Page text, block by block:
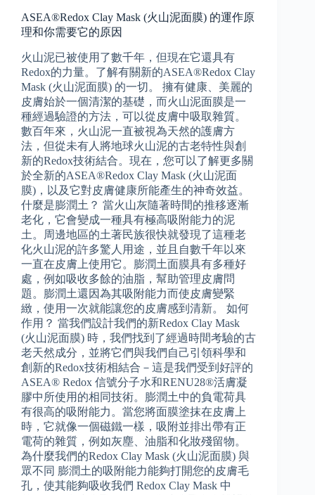
ASEA®Redox Clay Mask (火山泥面膜) 的運作原
理和你需要它的原因
火山泥已被使用了數千年，但現在它還具有
Redox的力量。了解有關新的ASEA®Redox Clay
Mask (火山泥面膜) 的一切。 擁有健康、美麗的
皮膚始於一個清潔的基礎，而火山泥面膜是一
種經過驗證的方法，可以從皮膚中吸取雜質。
數百年來，火山泥一直被視為天然的護膚方
法，但從未有人將地球火山泥的古老特性與創
新的Redox技術結合。現在，您可以了解更多關
於全新的ASEA®Redox Clay Mask (火山泥面
膜)，以及它對皮膚健康所能產生的神奇效益。
什麼是膨潤土？ 當火山灰隨著時間的推移逐漸
老化，它會變成一種具有極高吸附能力的泥
土。周邊地區的土著民族很快就發現了這種老
化火山泥的許多驚人用途，並且自數千年以來
一直在皮膚上使用它。膨潤土面膜具有多種好
處，例如吸收多餘的油脂，幫助管理皮膚問
題。膨潤土還因為其吸附能力而使皮膚變緊
緻，使用一次就能讓您的皮膚感到清新。 如何
作用？ 當我們設計我們的新Redox Clay Mask
(火山泥面膜) 時，我們找到了經過時間考驗的古
老天然成分，並將它們與我們自己引領科學和
創新的Redox技術相結合－這是我們受到好評的
ASEA® Redox 信號分子水和RENU28®活膚凝
膠中所使用的相同技術。膨潤土中的負電荷具
有很高的吸附能力。當您將面膜塗抹在皮膚上
時，它就像一個磁鐵一樣，吸附並排出帶有正
電荷的雜質，例如灰塵、油脂和化妝殘留物。
為什麼我們的Redox Clay Mask (火山泥面膜) 與
眾不同 膨潤土的吸附能力能夠打開您的皮膚毛
孔，使其能夠吸收我們 Redox Clay Mask 中